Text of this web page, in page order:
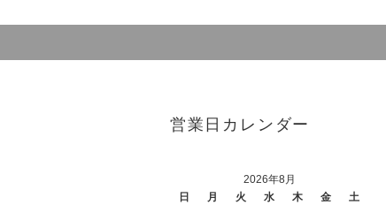
営業日カレンダー
2026年8月
日
月 火 水 木 金
土